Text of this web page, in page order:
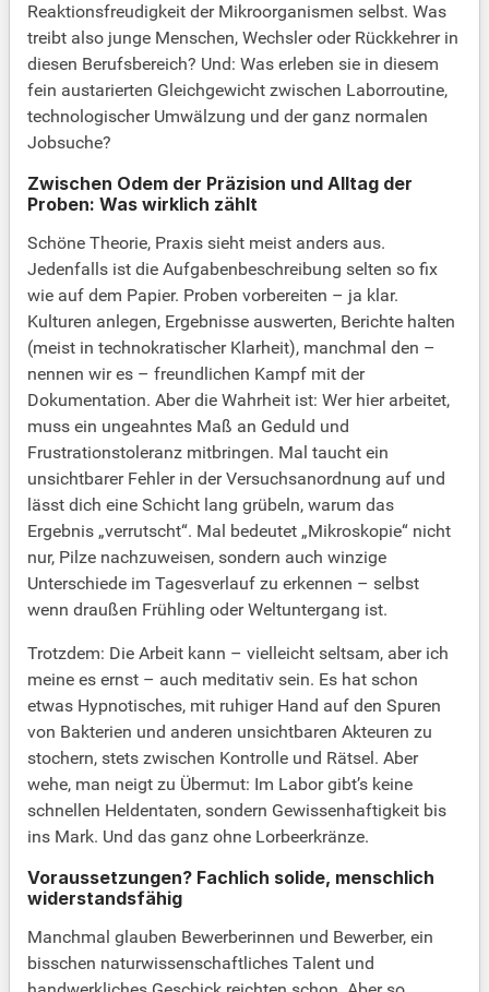
Reaktionsfreudigkeit der Mikroorganismen selbst. Was
treibt also junge Menschen, Wechsler oder Rückkehrer in
diesen Berufsbereich? Und: Was erleben sie in diesem
fein austarierten Gleichgewicht zwischen Laborroutine,
technologischer Umwälzung und der ganz normalen
Jobsuche?
Zwischen Odem der Präzision und Alltag der
Proben: Was wirklich zählt
Schöne Theorie, Praxis sieht meist anders aus.
Jedenfalls ist die Aufgabenbeschreibung selten so fix
wie auf dem Papier. Proben vorbereiten – ja klar.
Kulturen anlegen, Ergebnisse auswerten, Berichte halten
(meist in technokratischer Klarheit), manchmal den –
nennen wir es – freundlichen Kampf mit der
Dokumentation. Aber die Wahrheit ist: Wer hier arbeitet,
muss ein ungeahntes Maß an Geduld und
Frustrationstoleranz mitbringen. Mal taucht ein
unsichtbarer Fehler in der Versuchsanordnung auf und
lässt dich eine Schicht lang grübeln, warum das
Ergebnis „verrutscht“. Mal bedeutet „Mikroskopie“ nicht
nur, Pilze nachzuweisen, sondern auch winzige
Unterschiede im Tagesverlauf zu erkennen – selbst
wenn draußen Frühling oder Weltuntergang ist.
Trotzdem: Die Arbeit kann – vielleicht seltsam, aber ich
meine es ernst – auch meditativ sein. Es hat schon
etwas Hypnotisches, mit ruhiger Hand auf den Spuren
von Bakterien und anderen unsichtbaren Akteuren zu
stochern, stets zwischen Kontrolle und Rätsel. Aber
wehe, man neigt zu Übermut: Im Labor gibt’s keine
schnellen Heldentaten, sondern Gewissenhaftigkeit bis
ins Mark. Und das ganz ohne Lorbeerkränze.
Voraussetzungen? Fachlich solide, menschlich
widerstandsfähig
Manchmal glauben Bewerberinnen und Bewerber, ein
bisschen naturwissenschaftliches Talent und